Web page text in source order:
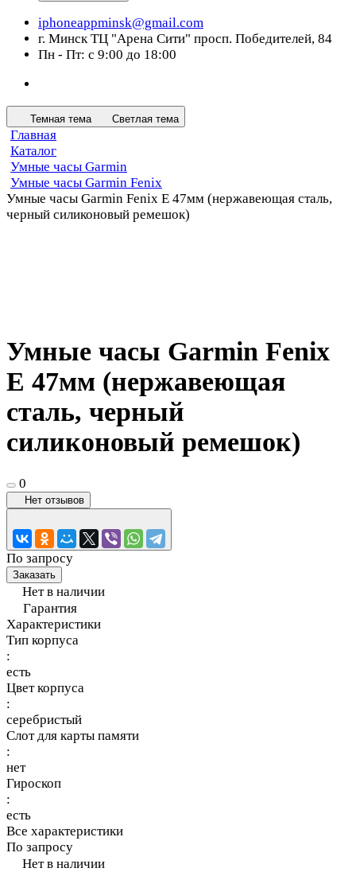
iphoneappminsk@gmail.com
г. Минск ТЦ "Арена Сити" просп. Победителей, 84
Пн - Пт: с 9:00 до 18:00
Темная тема Светлая тема
Главная
Каталог
Умные часы Garmin
Умные часы Garmin Fenix
Умные часы Garmin Fenix E 47мм (нержавеющая сталь,
черный силиконовый ремешок)
Умные часы Garmin Fenix
E 47мм (нержавеющая
сталь, черный
силиконовый ремешок)
0
Нет отзывов
По запросу
Заказать
Нет в наличии
Гарантия
Характеристики
Тип корпуса
:
есть
Цвет корпуса
:
серебристый
Слот для карты памяти
:
нет
Гироскоп
:
есть
Все характеристики
По запросу
Нет в наличии